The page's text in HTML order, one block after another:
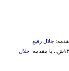
جلال رفیع
جلال